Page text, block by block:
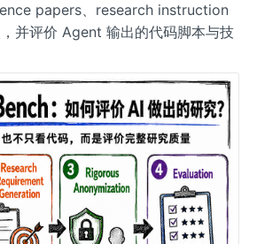
papers、research instruction
并评价 Agent 输出的代码脚本与技